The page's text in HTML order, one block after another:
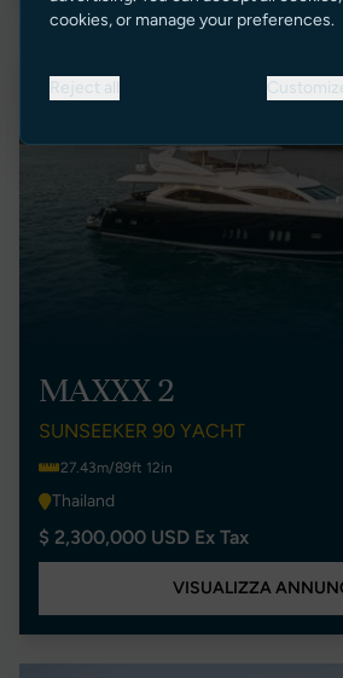
MAXXX 2
SUNSEEKER 90 YACHT
27.43m/89ft 12in
Thailand
$ 2,300,000 USD Ex Tax
VISUALIZZA
cookies, or manage your preferences.
Reject all